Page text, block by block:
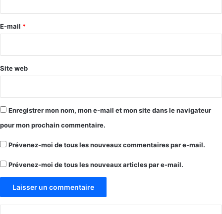
e
E-mail *
Site web
Enregistrer mon nom, mon e-mail et mon site dans le navigateur
pour mon prochain commentaire.
Prévenez-moi de tous les nouveaux commentaires par e-mail.
Prévenez-moi de tous les nouveaux articles par e-mail.